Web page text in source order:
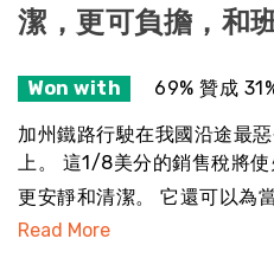
潔，更可負擔，和
Won with 69% 贊成
加州鐵路行駛在我國沿途最
上。 這1/8美分的銷售稅將
更安靜和清潔。 它還可以為
Read More